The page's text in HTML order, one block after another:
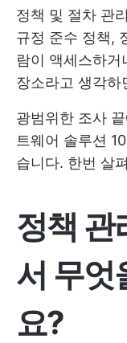
정책 및 절차 관
규정 준수 정책,
람이 액세스하거
장소라고 생각하
광범위한 조사
트웨어 솔루션
습니다. 한번 살
정책 관
서 무엇
요?